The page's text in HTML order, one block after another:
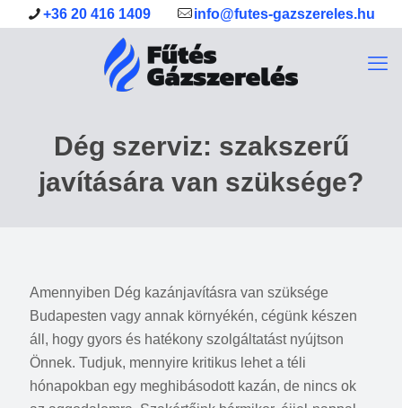
+36 20 416 1409 info@futes-gazszereles.hu
Dég szerviz: szakszerű
javítására van szüksége?
Amennyiben Dég kazánjavításra van szüksége
Budapesten vagy annak környékén, cégünk készen
áll, hogy gyors és hatékony szolgáltatást nyújtson
Önnek. Tudjuk, mennyire kritikus lehet a téli
hónapokban egy meghibásodott kazán, de nincs ok